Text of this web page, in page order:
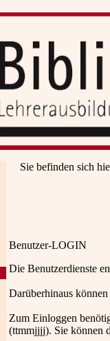
Sie befinden sich
Benutzer-LOGIN
Die Benutzerdienste
Darüberhinaus
Zum Einloggen
(ttmmjjjj). Sie können